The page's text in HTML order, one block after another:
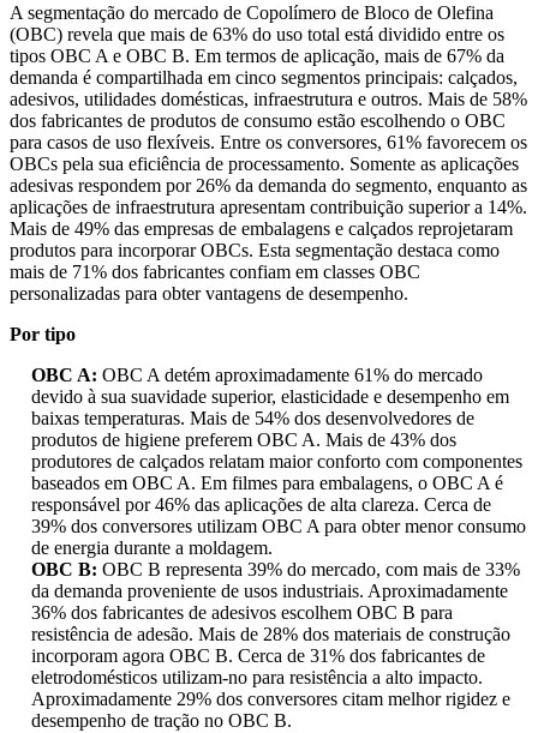
A segmentação do mercado de Copolímero de Bloco de Olefina
(OBC) revela que mais de 63% do uso total está dividido entre os
tipos OBC A e OBC B. Em termos de aplicação, mais de 67% da
demanda é compartilhada em cinco segmentos principais: calçados,
adesivos, utilidades domésticas, infraestrutura e outros. Mais de 58%
dos fabricantes de produtos de consumo estão escolhendo o OBC
para casos de uso flexíveis. Entre os conversores, 61% favorecem os
OBCs pela sua eficiência de processamento. Somente as aplicações
adesivas respondem por 26% da demanda do segmento, enquanto as
aplicações de infraestrutura apresentam contribuição superior a 14%.
Mais de 49% das empresas de embalagens e calçados reprojetaram
produtos para incorporar OBCs. Esta segmentação destaca como
mais de 71% dos fabricantes confiam em classes OBC
personalizadas para obter vantagens de desempenho.
Por tipo
OBC A: OBC A detém aproximadamente 61% do mercado
devido à sua suavidade superior, elasticidade e desempenho em
baixas temperaturas. Mais de 54% dos desenvolvedores de
produtos de higiene preferem OBC A. Mais de 43% dos
produtores de calçados relatam maior conforto com componentes
baseados em OBC A. Em filmes para embalagens, o OBC A é
responsável por 46% das aplicações de alta clareza. Cerca de
39% dos conversores utilizam OBC A para obter menor consumo
de energia durante a moldagem.
OBC B: OBC B representa 39% do mercado, com mais de 33%
da demanda proveniente de usos industriais. Aproximadamente
36% dos fabricantes de adesivos escolhem OBC B para
resistência de adesão. Mais de 28% dos materiais de construção
incorporam agora OBC B. Cerca de 31% dos fabricantes de
eletrodomésticos utilizam-no para resistência a alto impacto.
Aproximadamente 29% dos conversores citam melhor rigidez e
desempenho de tração no OBC B.